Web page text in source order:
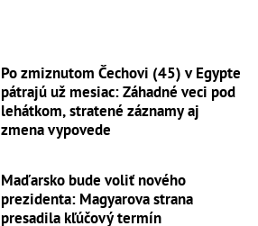
Po zmiznutom Čechovi (45) v Egypte
pátrajú už mesiac: Záhadné veci pod
lehátkom, stratené záznamy aj
zmena vypovede
Maďarsko bude voliť nového
prezidenta: Magyarova strana
presadila kľúčový termín